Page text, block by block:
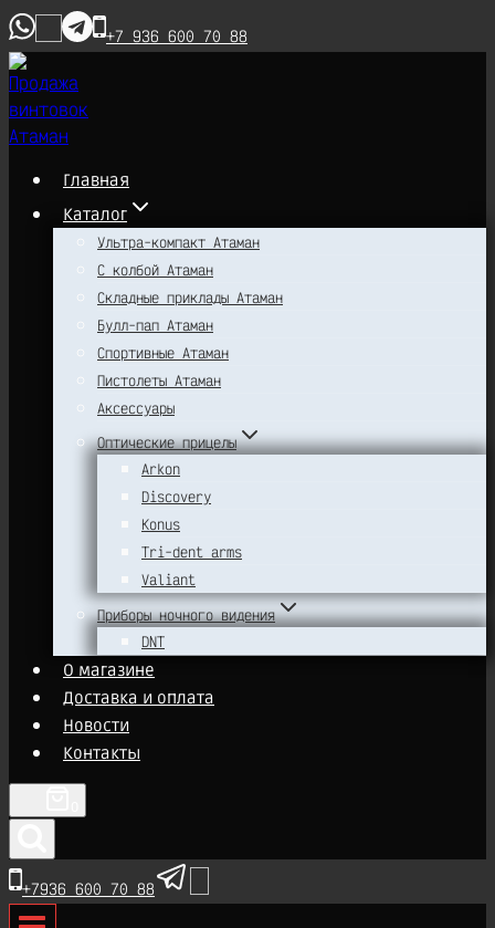
Перейти
к
содержимому
+7 936 600 70 88
Главная
Каталог
Ультра-компакт Атаман
С колбой Атаман
Складные приклады Атаман
Булл-пап Атаман
Спортивные Атаман
Пистолеты Атаман
Аксессуары
Оптические прицелы
Arkon
Discovery
Konus
Tri-dent arms
Valiant
Приборы ночного видения
DNT
О магазине
Доставка и оплата
Новости
Контакты
+7936 600 70 88